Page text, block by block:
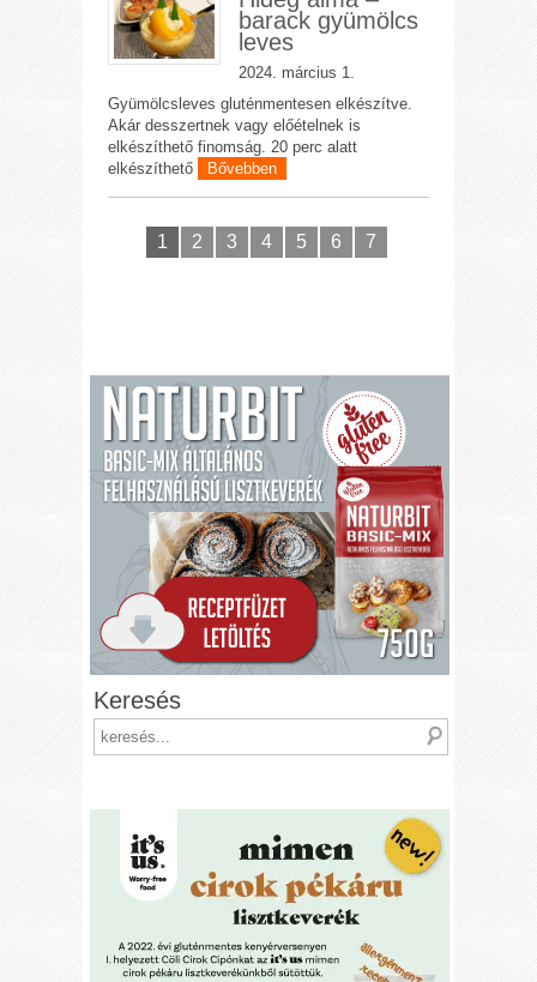
barack gyümölcs
leves
2024. március 1.
Gyümölcsleves gluténmentesen elkészítve.
Akár desszertnek vagy előételnek is
elkészíthető finomság. 20 perc alatt
elkészíthető
Bővebben
1 2 3 4 5 6 7
Keresés